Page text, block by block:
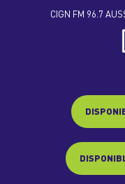
CIGN FM 96.7